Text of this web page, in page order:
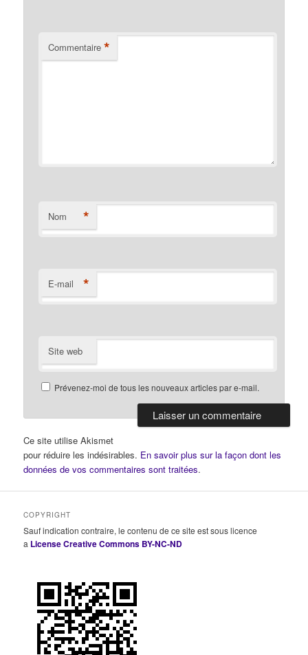
Commentaire *
Nom *
E-mail *
Site web
Prévenez-moi de tous les nouveaux articles par e-mail.
Ce site utilise Akismet
pour réduire les indésirables. En savoir plus sur la façon dont les
données de vos commentaires sont traitées.
COPYRIGHT
Sauf indication contraire, le contenu de ce site est sous licence
a License Creative Commons BY-NC-ND